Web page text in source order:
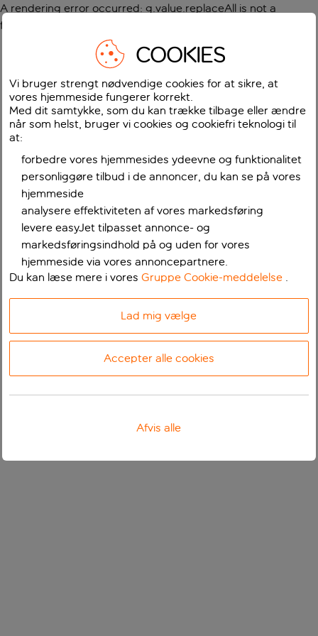
A rendering error occurred: g.value.replaceAll is not a
function
COOKIES
Vi bruger strengt nødvendige cookies for at sikre, at
vores hjemmeside fungerer korrekt.
Med dit samtykke, som du kan trække tilbage eller ændre
når som helst, bruger vi cookies og cookiefri teknologi til
at:
forbedre vores hjemmesides ydeevne og funktionalitet
personliggøre tilbud i de annoncer, du kan se på vores
hjemmeside
analysere effektiviteten af vores markedsføring
levere easyJet tilpasset annonce- og
markedsføringsindhold på og uden for vores
hjemmeside via vores annoncepartnere.
Du kan læse mere i voresGruppe Cookie-meddelelse .
Lad mig vælge
Accepter alle cookies
Afvis alle